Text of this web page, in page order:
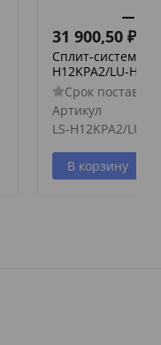
31 900,50 ₽
Сплит-система
H12KPA2/LU-
Срок поставки
Артикул
LS-H12KPA2/LU-
В корзину